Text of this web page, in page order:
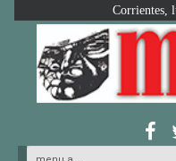
Corrientes,